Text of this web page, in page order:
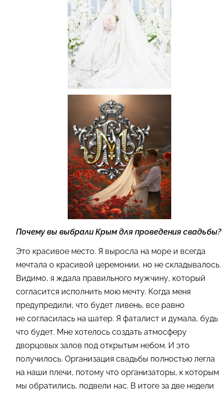
Почему вы выбрали Крым для проведения свадьбы?
Это красивое место. Я выросла на море и всегда
мечтала о красивой церемонии, но не складывалось.
Видимо, я ждала правильного мужчину, который
согласится исполнить мою мечту. Когда меня
предупредили, что будет ливень, все равно
не согласилась на шатер. Я фаталист и думала, будь
что будет. Мне хотелось создать атмосферу
дворцовых залов под открытым небом. И это
получилось. Организация свадьбы полностью легла
на наши плечи, потому что организаторы, к которым
мы обратились, подвели нас. В итоге за две недели